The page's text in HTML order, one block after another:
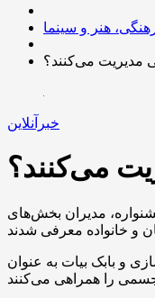
هنر و سینما
مدیریت می‌کنند؟
خبرآنلاین
می‌کنند؟
مدیران بخش‌های
و بابک بیات به عنوان